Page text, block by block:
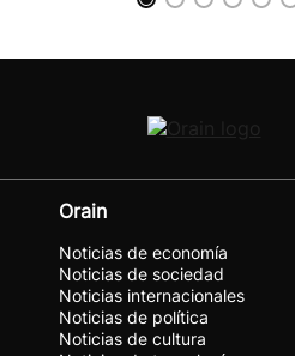
Orain
Noticias de economía
Noticias de sociedad
Noticias internacionales
Noticias de política
Noticias de cultura